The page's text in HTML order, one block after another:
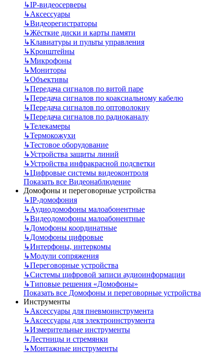
↳IP-видеосерверы
↳Аксессуары
↳Видеорегистраторы
↳Жёсткие диски и карты памяти
↳Клавиатуры и пульты управления
↳Кронштейны
↳Микрофоны
↳Мониторы
↳Объективы
↳Передача сигналов по витой паре
↳Передача сигналов по коаксиальному кабелю
↳Передача сигналов по оптоволокну
↳Передача сигналов по радиоканалу
↳Телекамеры
↳Термокожухи
↳Тестовое оборудование
↳Устройства защиты линий
↳Устройства инфракрасной подсветки
↳Цифровые системы видеоконтроля
Показать все Видеонаблюдение
Домофоны и переговорные устройства
↳IP-домофония
↳Аудиодомофоны малоабонентные
↳Видеодомофоны малоабонентные
↳Домофоны координатные
↳Домофоны цифровые
↳Интерфоны, интеркомы
↳Модули сопряжения
↳Переговорные устройства
↳Системы цифровой записи аудиоинформации
↳Типовые решения «Домофоны»
Показать все Домофоны и переговорные устройства
Инструменты
↳Аксессуары для пневмоинструмента
↳Аксессуары для электроинструмента
↳Измерительные инструменты
↳Лестницы и стремянки
↳Монтажные инструменты